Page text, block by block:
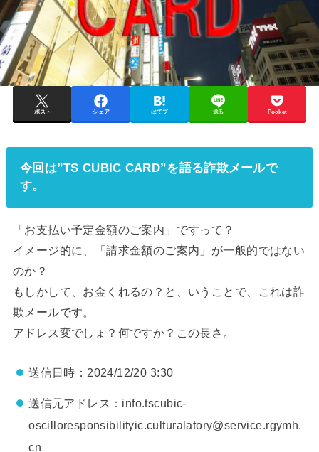
ポスト シェア はてブ 送る Pocket
今回は”TS CUBIC CARD”を語る詐欺メールで
す。
「お⽀払い予定⾦額のご案内」ですって？
イメージ的に、「請求金額のご案内」が一般的ではない
のか？
もしかして、お金くれるの？と、いうことで、これは詐
欺メールです。
アドレス変でしょ？何ですか？この長さ。
送信日時：2024/12/20 3:30
送信元アドレス：info.tscubic-
oscilloresponsibilityic.culturalatory@service.rgymh.
cn